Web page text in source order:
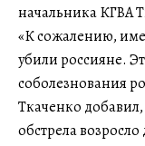
начальника КГВА
«К сожалению,
убили россияне.
соболезнования
Ткаченко
обстрела возросло